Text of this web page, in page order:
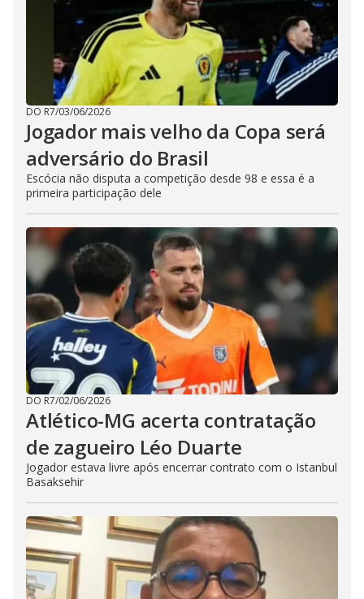
DO R7/03/06/2026
Jogador mais velho da Copa será
adversário do Brasil
Escócia não disputa a competição desde 98 e essa é a
primeira participação dele
DO R7/02/06/2026
Atlético-MG acerta contratação
de zagueiro Léo Duarte
Jogador estava livre após encerrar contrato com o Istanbul
Basaksehir